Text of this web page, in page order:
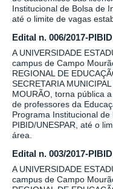
Institucional de Bolsa de
até o limite de vagas
Edital n. 006/2017-PIBID
A UNIVERSIDADE
campus de Campo
REGIONAL DE
SECRETARIA
MOURÃO, torna pública
de professores da
Programa Institucional
PIBID/UNESPAR, até o
área.
Edital n. 003/2017-PIBID
A UNIVERSIDADE
campus de Campo